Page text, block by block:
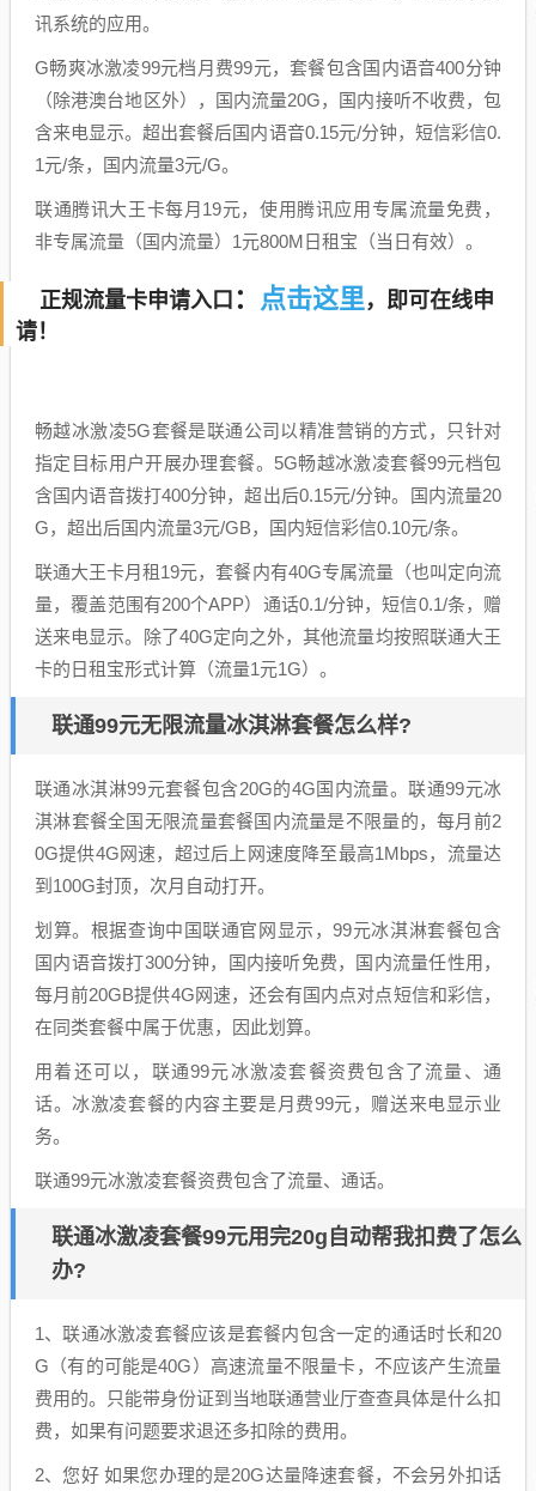
讯系统的应用。
G畅爽冰激凌99元档月费99元，套餐包含国内语音400分钟
（除港澳台地区外），国内流量20G，国内接听不收费，包
含来电显示。超出套餐后国内语音0.15元/分钟，短信彩信0.
1元/条，国内流量3元/G。
联通腾讯大王卡每月19元，使用腾讯应用专属流量免费，
非专属流量（国内流量）1元800M日租宝（当日有效）。
正规流量卡申请入口 ： 点击这里 ，即可在线申
请！
畅越冰激凌5G套餐是联通公司以精准营销的方式，只针对
指定目标用户开展办理套餐。5G畅越冰激凌套餐99元档包
含国内语音拨打400分钟，超出后0.15元/分钟。国内流量20
G，超出后国内流量3元/GB，国内短信彩信0.10元/条。
联通大王卡月租19元，套餐内有40G专属流量（也叫定向流
量，覆盖范围有200个APP）通话0.1/分钟，短信0.1/条，赠
送来电显示。除了40G定向之外，其他流量均按照联通大王
卡的日租宝形式计算（流量1元1G）。
联通99元无限流量冰淇淋套餐怎么样?
联通冰淇淋99元套餐包含20G的4G国内流量。联通99元冰
淇淋套餐全国无限流量套餐国内流量是不限量的，每月前2
0G提供4G网速，超过后上网速度降至最高1Mbps，流量达
到100G封顶，次月自动打开。
划算。根据查询中国联通官网显示，99元冰淇淋套餐包含
国内语音拨打300分钟，国内接听免费，国内流量任性用，
每月前20GB提供4G网速，还会有国内点对点短信和彩信，
在同类套餐中属于优惠，因此划算。
用着还可以，联通99元冰激凌套餐资费包含了流量、通
话。冰激凌套餐的内容主要是月费99元，赠送来电显示业
务。
联通99元冰激凌套餐资费包含了流量、通话。
联通冰激凌套餐99元用完20g自动帮我扣费了怎么
办?
1、联通冰激凌套餐应该是套餐内包含一定的通话时长和20
G（有的可能是40G）高速流量不限量卡，不应该产生流量
费用的。只能带身份证到当地联通营业厅查查具体是什么扣
费，如果有问题要求退还多扣除的费用。
2、您好 如果您办理的是20G达量降速套餐，不会另外扣话